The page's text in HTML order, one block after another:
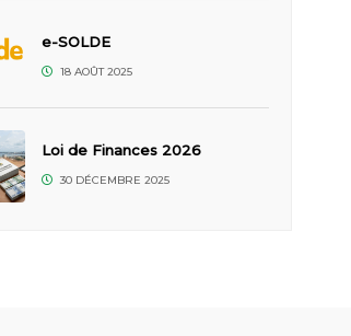
e-SOLDE
18 AOÛT 2025
Loi de Finances 2026
30 DÉCEMBRE 2025